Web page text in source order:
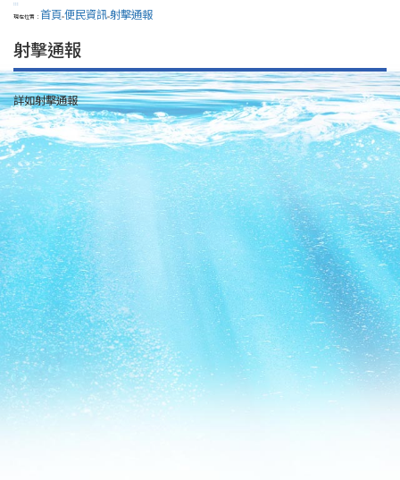
:::
現在位置： 首頁>便民資訊>射擊通報
射擊通報
詳如射擊通報